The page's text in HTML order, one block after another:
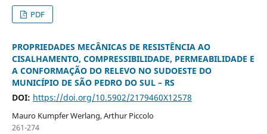
PDF
PROPRIEDADES MECÂNICAS DE RESISTÊNCIA AO
CISALHAMENTO, COMPRESSIBILIDADE, PERMEABILIDADE E
A CONFORMAÇÃO DO RELEVO NO SUDOESTE DO
MUNICÍPIO DE SÃO PEDRO DO SUL – RS
DOI: https://doi.org/10.5902/2179460X12578
Mauro Kumpfer Werlang, Arthur Piccolo
261-274